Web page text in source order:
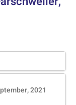
2021